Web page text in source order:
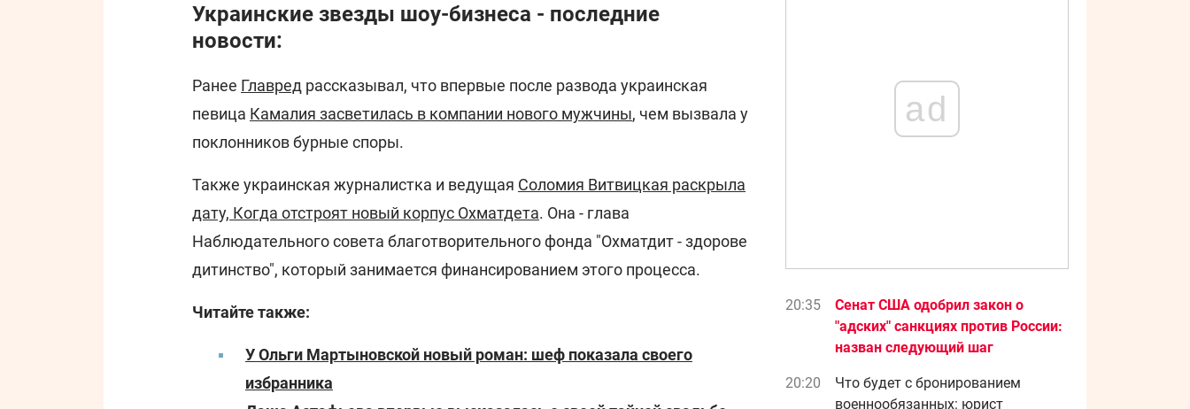
Украинские звезды шоу-бизнеса - последние
новости:
Ранее Главред рассказывал, что впервые после развода украинская
певица Камалия засветилась в компании нового мужчины, чем вызвала у
поклонников бурные споры.
Также украинская журналистка и ведущая Соломия Витвицкая раскрыла
дату, Когда отстроят новый корпус Охматдета. Она - глава
Наблюдательного совета благотворительного фонда "Охматдит - здорове
дитинство", который занимается финансированием этого процесса.
Читайте также:
У Ольги Мартыновской новый роман: шеф показала своего
избранника
ad
20:35
Сенат США одобрил закон о
"адских" санкциях против России:
назван следующий шаг
20:20
Что будет с бронированием
военнообязанных: юрист